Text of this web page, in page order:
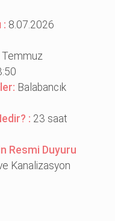
: 8.07.2026
Temmuz
Balabancık
: 23 saat
Resmi Duyuru
Kanalizasyon